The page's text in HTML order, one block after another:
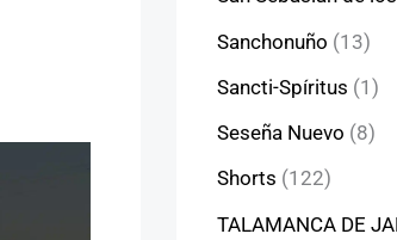
Sanchonuño (13)
Sancti-Spíritus (1)
Seseña Nuevo (8)
Shorts (122)
TALAMANCA DE